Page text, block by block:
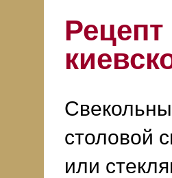
столовой
или